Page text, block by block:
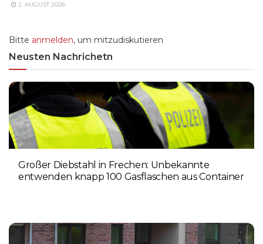
2. AUGUST 2026
Bitte anmelden, um mitzudiskutieren
Neusten Nachrichetn
Großer Diebstahl in Frechen: Unbekannte
entwenden knapp 100 Gasflaschen aus Container